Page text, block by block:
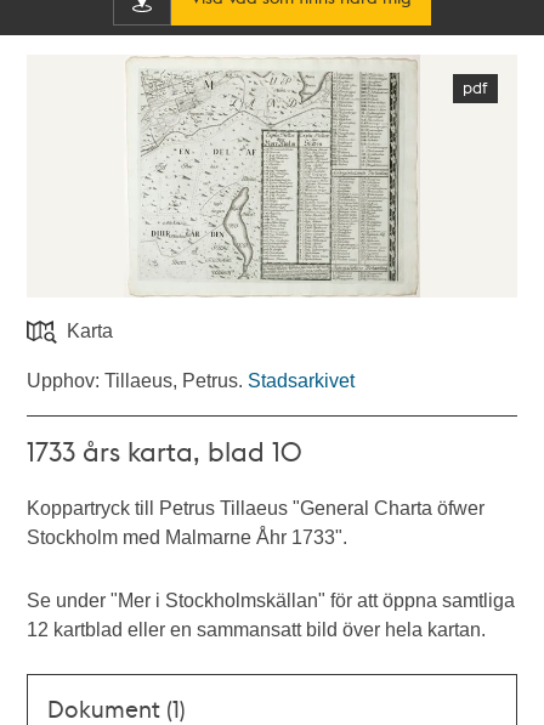
Karta
Upphov: Tillaeus, Petrus. Stadsarkivet
1733 års karta, blad 10
Koppartryck till Petrus Tillaeus "General Charta öfwer
Stockholm med Malmarne Åhr 1733".
Se under "Mer i Stockholmskällan" för att öppna samtliga
12 kartblad eller en sammansatt bild över hela kartan.
Dokument (1)